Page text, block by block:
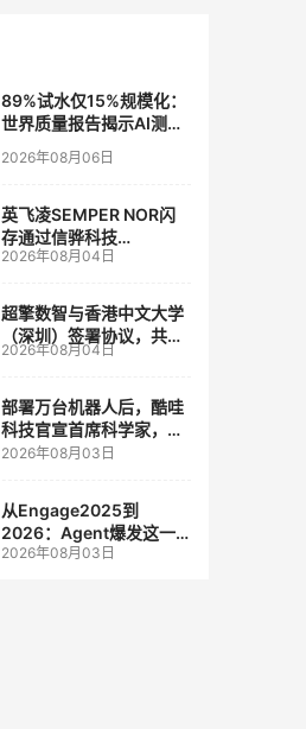
89%试水仅15%规模化：
世界质量报告揭示AI测
试"落地鸿沟"
2026年08月06日
英飞凌SEMPER NOR闪
存通过信骅科技
AST2700 BMC认证，全
管理
2026年08月04日
超擎数智与香港中文大学
（深圳）签署协议，共建
人工智能和边缘计算联合
2026年08月04日
部署万台机器人后，酷哇
科技官宣首席科学家，要
让世界模型交付生产力
2026年08月03日
从Engage2025到
2026：Agent爆发这一
年，AI CRM 走到哪了
2026年08月03日